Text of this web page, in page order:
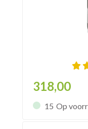
318,00
15 Op